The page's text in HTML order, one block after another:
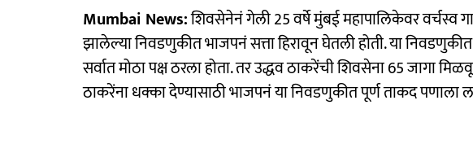
Mumbai News:शिवसेनेनं गेली 25 वर्षे मुंबई महापालिकेवर वर्चस्व
झालेल्या निवडणुकीत भाजपनं सत्ता हिरावून घेतली होती. या
सर्वात मोठा पक्ष ठरला होता. तर उद्धव ठाकरेंची शिवसेना 65 जागा
ठाकरेंना धक्का देण्यासाठी भाजपनं या निवडणुकीत पूर्ण ताकद पणाला